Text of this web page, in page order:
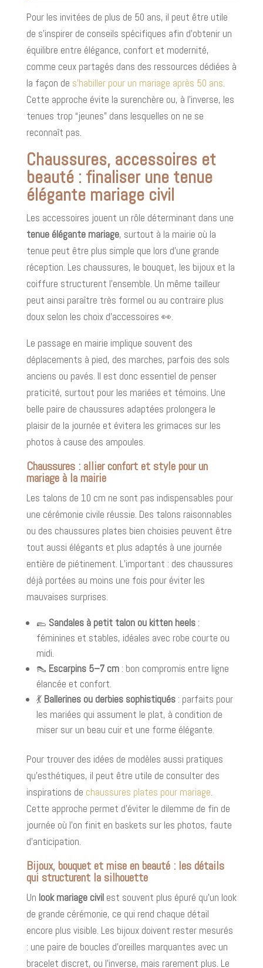
Pour les invitées de plus de 50 ans, il peut être utile
de s’inspirer de conseils spécifiques afin d’obtenir un
équilibre entre élégance, confort et modernité,
comme ceux partagés dans des ressources dédiées à
la façon de s’habiller pour un mariage après 50 ans.
Cette approche évite la surenchère ou, à l’inverse, les
tenues trop “jeunes” dans lesquelles on ne se
reconnaît pas.
Chaussures, accessoires et
beauté : finaliser une tenue
élégante mariage civil
Les accessoires jouent un rôle déterminant dans une
tenue élégante mariage, surtout à la mairie où la
tenue peut être plus simple que lors d’une grande
réception. Les chaussures, le bouquet, les bijoux et la
coiffure structurent l’ensemble. Un même tailleur
peut ainsi paraître très formel ou au contraire plus
doux selon les choix d’accessoires 👀.
Le passage en mairie implique souvent des
déplacements à pied, des marches, parfois des sols
anciens ou pavés. Il est donc essentiel de penser
praticité, surtout pour les mariées et témoins. Une
belle paire de chaussures adaptées prolongera le
plaisir de la journée et évitera les grimaces sur les
photos à cause des ampoules.
Chaussures : allier confort et style pour un
mariage à la mairie
Les talons de 10 cm ne sont pas indispensables pour
une cérémonie civile réussie. Des talons raisonnables
ou des chaussures plates bien choisies peuvent être
tout aussi élégants et plus adaptés à une journée
entière de piétinement. L’important : des chaussures
déjà portées au moins une fois pour éviter les
mauvaises surprises.
🥿 Sandales à petit talon ou kitten heels:
féminines et stables, idéales avec robe courte ou
midi.
👠 Escarpins 5–7 cm: bon compromis entre ligne
élancée et confort.
💃 Ballerines ou derbies sophistiqués: parfaits pour
les mariées qui assument le plat, à condition de
miser sur un beau cuir et une forme élégante.
Pour trouver des idées de modèles aussi pratiques
qu’esthétiques, il peut être utile de consulter des
inspirations de chaussures plates pour mariage.
Cette approche permet d’éviter le dilemme de fin de
journée où l’on finit en baskets sur les photos, faute
d’anticipation.
Bijoux, bouquet et mise en beauté : les détails
qui structurent la silhouette
Un look mariage civilest souvent plus épuré qu’un look
de grande cérémonie, ce qui rend chaque détail
encore plus visible. Les bijoux doivent rester mesurés
: une paire de boucles d’oreilles marquantes avec un
bracelet discret, ou l’inverse, mais rarement plus. Le